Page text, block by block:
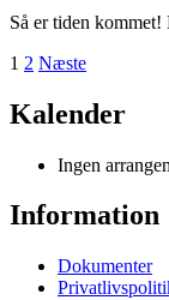
Så er tiden
1 2 Næste
Kalender
Ingen
Information
Dokumenter